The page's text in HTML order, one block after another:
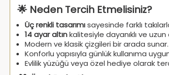
🌟 Neden Tercih Etmelisiniz?
Üç renkli tasarımısayesinde farklı
14 ayar altınkalitesiyle dayanıklı ve
Modern ve klasik çizgileri bir arada sunar.
Konforlu yapısıyla günlük kullanıma
Evlilik yüzüğü veya özel hediye olarak